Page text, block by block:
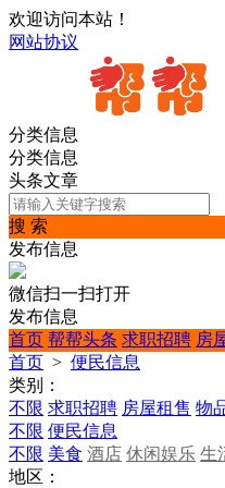
欢迎访问本站！
网站协议
分类信息
分类信息
头条文章
搜 索
发布信息
微信扫一扫打开
发布信息
首页 帮帮头条 求职招聘 房
首页 > 便民信息
类别：
不限 求职招聘 房屋租售 物
不限 便民信息
不限 美食 酒店 休闲娱乐 生
地区：